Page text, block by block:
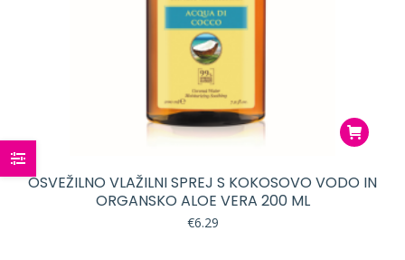
OSVEŽILNO VLAŽILNI SPREJ S KOKOSOVO VODO IN
ORGANSKO ALOE VERA 200 ML
€6.29